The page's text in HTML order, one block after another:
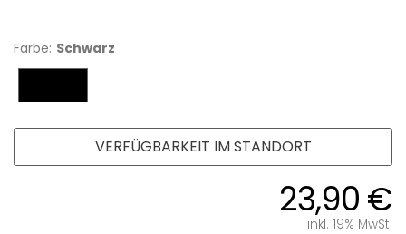
Farbe: Schwarz
23,90 €
inkl. 19% MwSt.
VERFÜGBARKEIT IM STANDORT